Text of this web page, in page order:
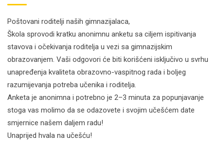
Poštovani roditelji naših gimnazijalaca,
Škola sprovodi kratku anonimnu anketu sa ciljem ispitivanja
stavova i očekivanja roditelja u vezi sa gimnazijskim
obrazovanjem. Vaši odgovori će biti korišćeni isključivo u svrhu
unapređenja kvaliteta obrazovno-vaspitnog rada i boljeg
razumijevanja potreba učenika i roditelja.
Anketa je anonimna i potrebno je 2–3 minuta za popunjavanje
stoga vas molimo da se odazovete i svojim učešćem date
smjernice našem daljem radu!
Unaprijed hvala na učešću!